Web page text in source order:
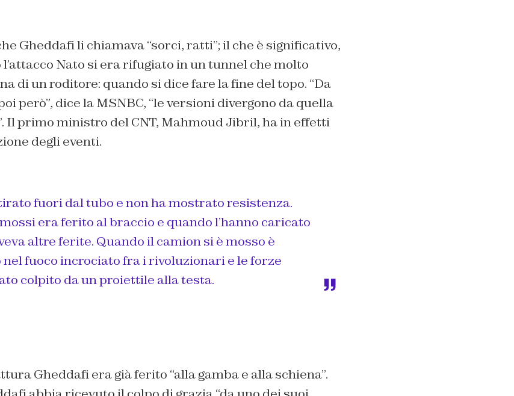
Gheddafi li chiamava “sorci, ratti”; il che è significativo,
l’attacco Nato si era rifugiato in un tunnel che molto
di un roditore: quando si dice fare la fine del topo. “Da
però”, dice la MSNBC, “le versioni divergono da quella
Il primo ministro del CNT, Mahmoud Jibril, ha in effetti
degli eventi.
fuori dal tubo e non ha mostrato resistenza.
era ferito al braccio e quando l’hanno caricato
altre ferite. Quando il camion si è mosso è
fuoco incrociato fra i rivoluzionari e le forze
colpito da un proiettile alla testa.
Gheddafi era già ferito “alla gamba e alla schiena”.